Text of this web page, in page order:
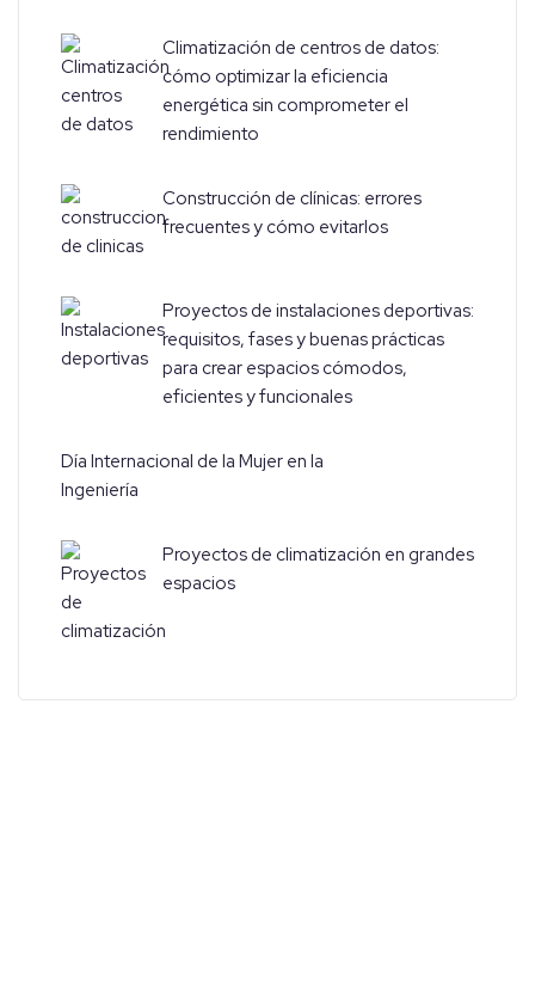
Climatización de centros de datos:
cómo optimizar la eficiencia
energética sin comprometer el
rendimiento
Construcción de clínicas: errores
frecuentes y cómo evitarlos
Proyectos de instalaciones deportivas:
requisitos, fases y buenas prácticas
para crear espacios cómodos,
eficientes y funcionales
Día Internacional de la Mujer en la
Ingeniería
Proyectos de climatización en grandes
espacios